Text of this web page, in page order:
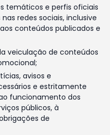
temáticos e perfis oficiais
redes sociais, inclusive
conteúdos publicados e
veiculação de conteúdos
avisos e
e estritamente
funcionamento dos
públicos, à
de